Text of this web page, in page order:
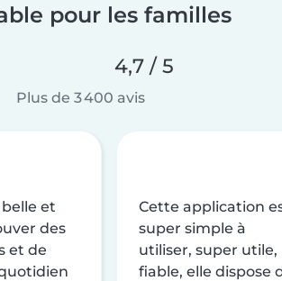
pour les familles
4,7 / 5
Plus de 3 400 avis
et
des
et de
Cette application
super simple à
utiliser, super utile,
fiable, elle dispose